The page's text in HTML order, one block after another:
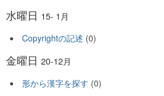
水曜日 15- 1月
Copyrightの記述 (0)
金曜日 20-12月
形から漢字を探す (0)